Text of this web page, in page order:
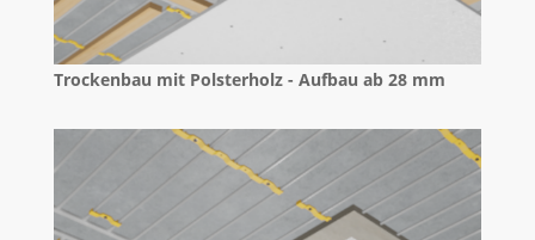
Trockenbau mit Polsterholz - Aufbau ab 28 mm